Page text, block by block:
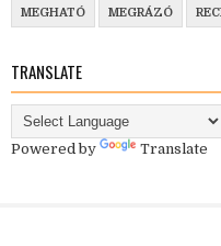
MEGHATÓ MEGRÁZÓ
TRANSLATE
Powered by Translate